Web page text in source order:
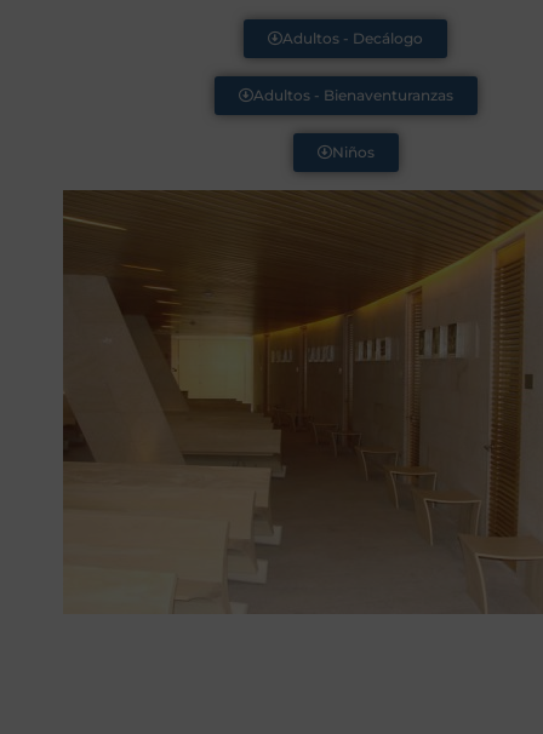
Adultos - Decálogo
Adultos - Bienaventuranzas
Niños